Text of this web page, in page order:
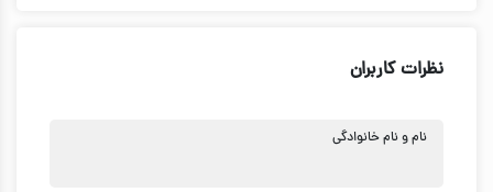
نظرات کاربران
نام و نام خانوادگی